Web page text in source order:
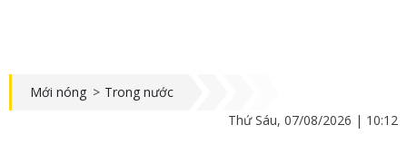
Mới nóng > Trong nước
Thứ Sáu, 07/08/2026 | 10:12